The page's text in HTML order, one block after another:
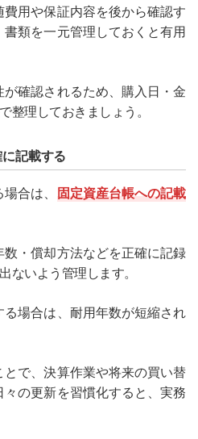
用や保証内容を後から確認す
類を一元管理しておくと有用
確認されるため、購入日・金
整理しておきましょう。
記載する
合は、 固定資産台帳への記載
・償却方法などを正確に記録
ないよう管理します。
場合は、耐用年数が短縮され
で、決算作業や将来の買い替
の更新を習慣化すると、実務